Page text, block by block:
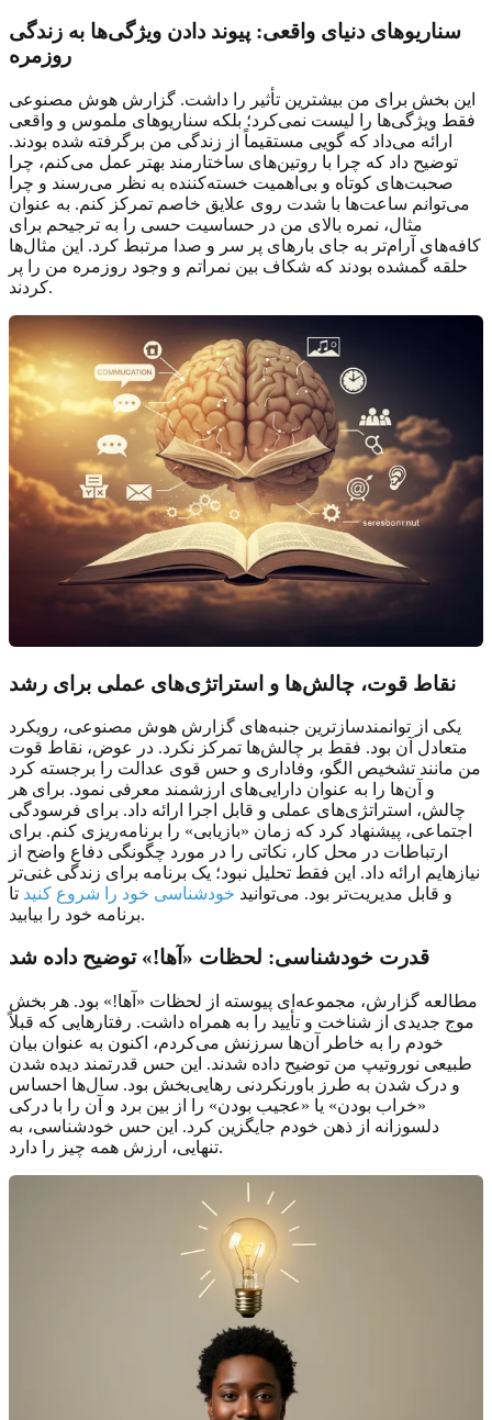
سناریوهای دنیای واقعی: پیوند دادن ویژگی‌ها به زندگی
روزمره
این بخش برای من بیشترین تأثیر را داشت. گزارش هوش مصنوعی
فقط ویژگی‌ها را لیست نمی‌کرد؛ بلکه سناریوهای ملموس و واقعی
ارائه می‌داد که گویی مستقیماً از زندگی من برگرفته شده بودند.
توضیح داد که چرا با روتین‌های ساختارمند بهتر عمل می‌کنم، چرا
صحبت‌های کوتاه و بی‌اهمیت خسته‌کننده به نظر می‌رسند و چرا
می‌توانم ساعت‌ها با شدت روی علایق خاصم تمرکز کنم. به عنوان
مثال، نمره بالای من در حساسیت حسی را به ترجیحم برای
کافه‌های آرام‌تر به جای بارهای پر سر و صدا مرتبط کرد. این مثال‌ها
حلقه گمشده بودند که شکاف بین نمراتم و وجود روزمره من را پر
کردند.
نقاط قوت، چالش‌ها و استراتژی‌های عملی برای رشد
یکی از توانمندسازترین جنبه‌های گزارش هوش مصنوعی، رویکرد
متعادل آن بود. فقط بر چالش‌ها تمرکز نکرد. در عوض، نقاط قوت
من مانند تشخیص الگو، وفاداری و حس قوی عدالت را برجسته کرد
و آن‌ها را به عنوان دارایی‌های ارزشمند معرفی نمود. برای هر
چالش، استراتژی‌های عملی و قابل اجرا ارائه داد. برای فرسودگی
اجتماعی، پیشنهاد کرد که زمان «بازیابی» را برنامه‌ریزی کنم. برای
ارتباطات در محل کار، نکاتی را در مورد چگونگی دفاع واضح از
نیازهایم ارائه داد. این فقط تحلیل نبود؛ یک برنامه برای زندگی غنی‌تر
و قابل مدیریت‌تر بود. می‌توانید خودشناسی خود را شروع کنید تا
برنامه خود را بیابید.
قدرت خودشناسی: لحظات «آها!» توضیح داده شد
مطالعه گزارش، مجموعه‌ای پیوسته از لحظات «آها!» بود. هر بخش
موج جدیدی از شناخت و تأیید را به همراه داشت. رفتارهایی که قبلاً
خودم را به خاطر آن‌ها سرزنش می‌کردم، اکنون به عنوان بیان
طبیعی نوروتیپ من توضیح داده شدند. این حس قدرتمند دیده شدن
و درک شدن به طرز باورنکردنی رهایی‌بخش بود. سال‌ها احساس
«خراب بودن» یا «عجیب بودن» را از بین برد و آن را با درکی
دلسوزانه از ذهن خودم جایگزین کرد. این حس خودشناسی، به
تنهایی، ارزش همه چیز را دارد.